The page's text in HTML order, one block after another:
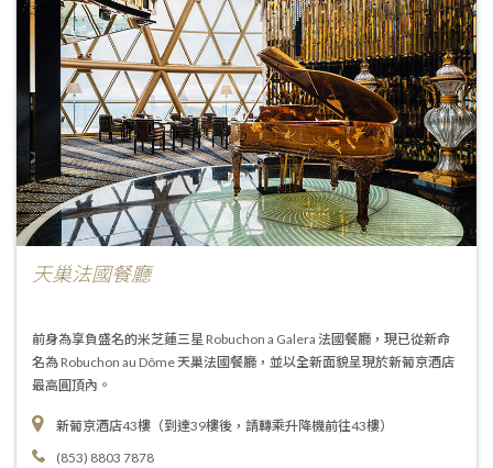
天巢法國餐廳
前身為享負盛名的米芝蓮三星 Robuchon a Galera 法國餐廳，現已從新命
名為 Robuchon au Dôme 天巢法國餐廳，並以全新面貌呈現於新葡京酒店
最高圓頂內。
新葡京酒店43樓（到達39樓後，請轉乘升降機前往43樓）
(853) 8803 7878